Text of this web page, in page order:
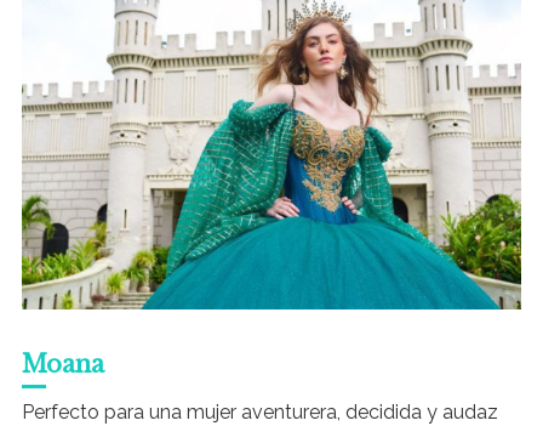
Moana
Perfecto para una mujer aventurera, decidida y audaz